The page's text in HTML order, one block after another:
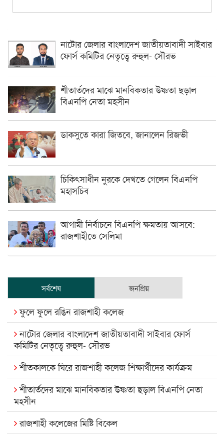
নাটোর জেলার বাংলাদেশ জাতীয়তাবাদী সাইবার
ফোর্স কমিটির নেতৃত্বে রুহুল- সৌরভ
শীতার্তদের মাঝে মানবিকতার উষ্ণতা ছড়াল
বিএনপি নেতা মহসীন
ডাকসুতে কারা জিতবে, জানালেন রিজভী
চিকিৎসাধীন ‍নুরকে দেখতে গেলেন বিএনপি
মহাসচিব
আগামী নির্বাচনে বিএনপি ক্ষমতায় আসবে:
রাজশাহীতে সেলিমা
সর্বশেষ জনপ্রিয়
ফুলে ফুলে রঙিন রাজশাহী কলেজ
নাটোর জেলার বাংলাদেশ জাতীয়তাবাদী সাইবার ফোর্স
কমিটির নেতৃত্বে রুহুল- সৌরভ
শীতকালকে ঘিরে রাজশাহী কলেজ শিক্ষার্থীদের কার্যক্রম
শীতার্তদের মাঝে মানবিকতার উষ্ণতা ছড়াল বিএনপি নেতা
মহসীন
রাজশাহী কলেজের মিষ্টি বিকেল